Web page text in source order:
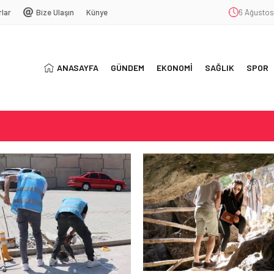
Bize Ulaşın Künye 6
ANASAYFA GÜNDEM EKONOMİ SAĞLIK SPOR
YAPILACAK
ELİ